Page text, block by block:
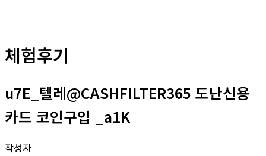
체험후기
u7E_텔레@CASHFILTER365 도난신용
카드 코인구입 _a1K
작성자